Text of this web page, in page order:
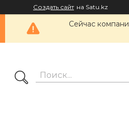
Создать сайт на Satu.kz
Сейчас